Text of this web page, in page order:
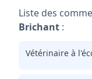
Liste des
Brichant :
Vétérinaire à